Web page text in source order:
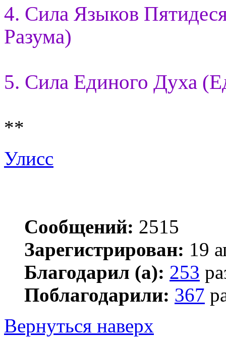
4. Сила Языков
Разума)
5. Сила Единого Духа
**
Улисс
Сообщений: 2515
Зарегистрирован: 19
Благодарил (а): 253
Поблагодарили: 367
Вернуться наверх